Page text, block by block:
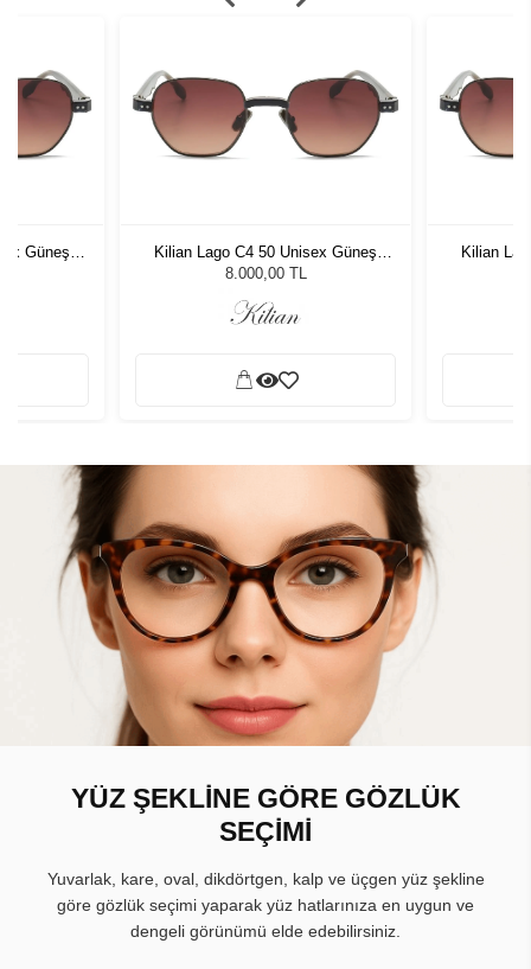
Güneş
Kilian Lago C4 50 Unisex Güneş
Gözlüğü
8.000,00 TL
Kilian
YÜZ ŞEKLİNE GÖRE GÖZLÜK
SEÇİMİ
Yuvarlak, kare, oval, dikdörtgen, kalp ve üçgen yüz şekline
göre gözlük seçimi yaparak yüz hatlarınıza en uygun ve
dengeli görünümü elde edebilirsiniz.